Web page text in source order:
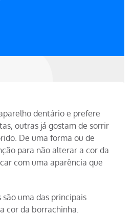
dentário e prefere
outras já gostam de sorrir
De uma forma ou de
para não alterar a cor da
com uma aparência que
uma das principais
cor da borrachinha.